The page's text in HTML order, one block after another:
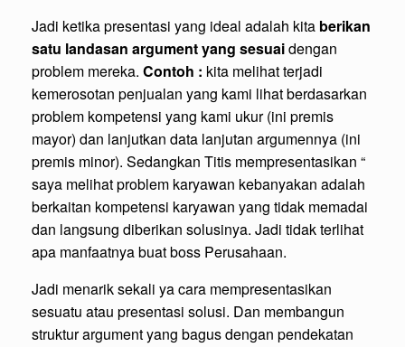
Jadi ketika presentasi yang ideal adalah kita berikan
satu landasan argument yang sesuaidengan
problem mereka. Contoh : kita melihat terjadi
kemerosotan penjualan yang kami lihat berdasarkan
problem kompetensi yang kami ukur (ini premis
mayor) dan lanjutkan data lanjutan argumennya (ini
premis minor). Sedangkan Titis mempresentasikan “
saya melihat problem karyawan kebanyakan adalah
berkaitan kompetensi karyawan yang tidak memadai
dan langsung diberikan solusinya. Jadi tidak terlihat
apa manfaatnya buat boss Perusahaan.
Jadi menarik sekali ya cara mempresentasikan
sesuatu atau presentasi solusi. Dan membangun
struktur argument yang bagus dengan pendekatan